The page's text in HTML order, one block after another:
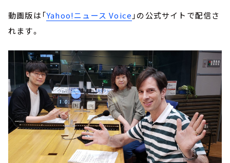
動画版は「Yahoo!ニュース Voice 」の公式サイトで配信さ
れます。